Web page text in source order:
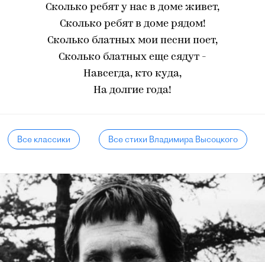
Сколько ребят у нас в доме живет,
Сколько ребят в доме рядом!
Сколько блатных мои песни поет,
Сколько блатных еще сядут -
Навсегда, кто куда,
На долгие года!
Все классики Все стихи Владимира Высоцкого